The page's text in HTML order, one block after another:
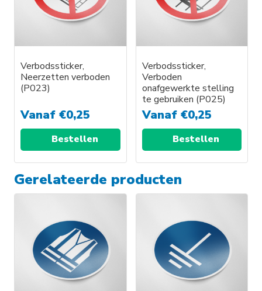
Verbodssticker,
Neerzetten verboden
(P023)
Vanaf €0,25
Bestellen
Verbodssticker,
Verboden
onafgewerkte stelling
te gebruiken (P025)
Vanaf €0,25
Bestellen
Gerelateerde producten